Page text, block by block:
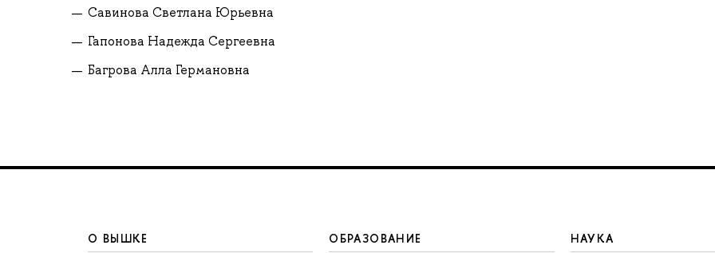
Савинова Светлана Юрьевна
Гапонова Надежда Сергеевна
Багрова Алла Германовна
О ВЫШКЕ
ОБРАЗОВАНИЕ
НАУКА